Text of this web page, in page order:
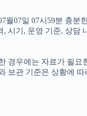
07일 07시59분 충
시기, 운영 기준, 상담
우에는 자료가 필
보관 기준은 상황에